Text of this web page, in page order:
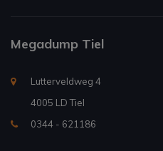
Megadump Tiel
Lutterveldweg 4
4005 LD Tiel
0344 - 621186